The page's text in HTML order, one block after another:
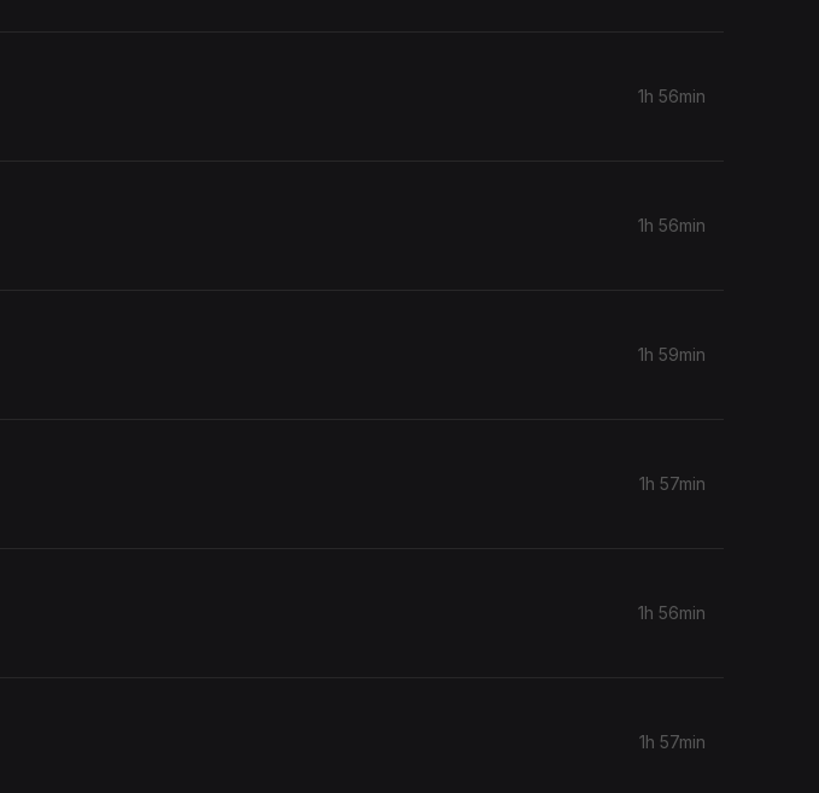
1h 56min
1h 56min
1h 59min
1h 57min
1h 56min
1h 57min